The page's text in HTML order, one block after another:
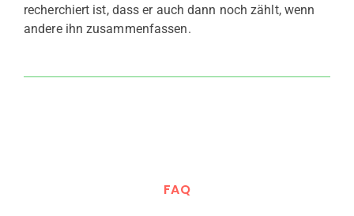
recherchiert ist, dass er auch dann noch zählt, wenn
andere ihn zusammenfassen.
FAQ